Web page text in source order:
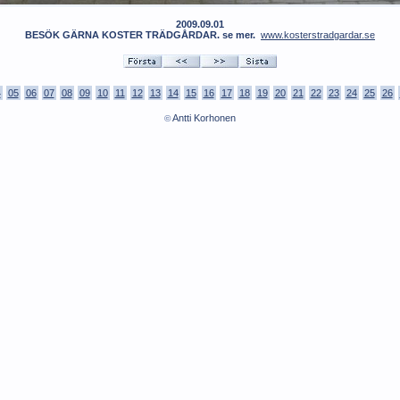
2009.09.01
BESÖK GÄRNA KOSTER TRÄDGÅRDAR. se mer. www.kosterstradgardar.se
05 06 07 08 09 10 11 12 13 14 15 16 17 18 19 20 21 22 23 24 25 26
©Antti Korhonen